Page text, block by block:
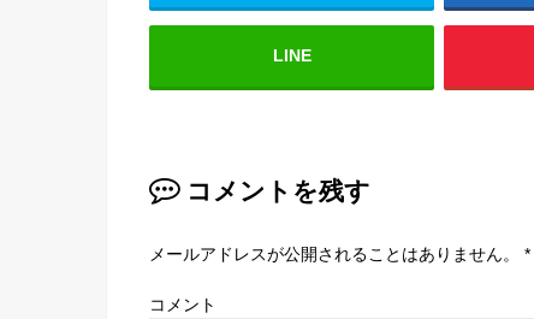
LINE
コメントを残す
メールアドレスが公開されることはありません。 *
コメント